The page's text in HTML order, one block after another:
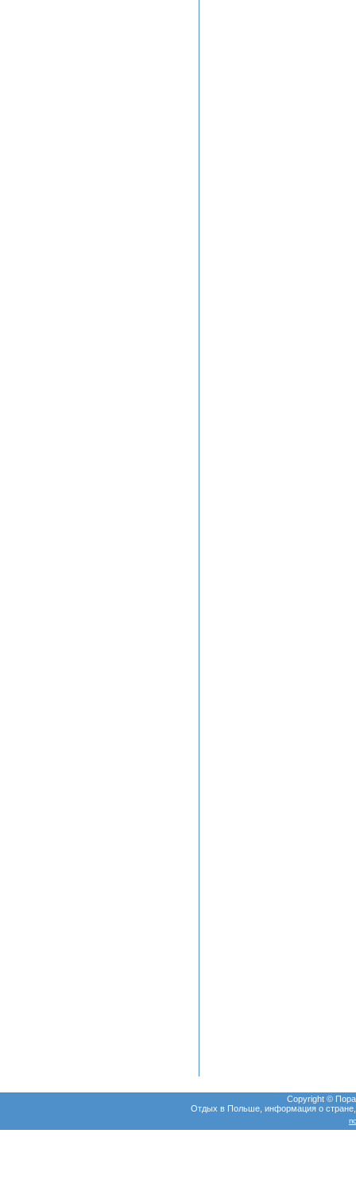
Copyright ©
Отдых в Польше, информация о стране,